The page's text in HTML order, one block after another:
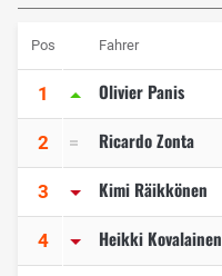
Pos Fahrer
1 Olivier Panis
2 Ricardo Zonta
3 Kimi Räikkönen
4 Heikki Kovalainen